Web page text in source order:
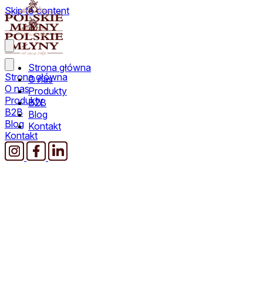
Skip to content
Strona główna
O nas
Produkty
B2B
Blog
Kontakt
Strona główna
O nas
Produkty
B2B
Blog
Kontakt